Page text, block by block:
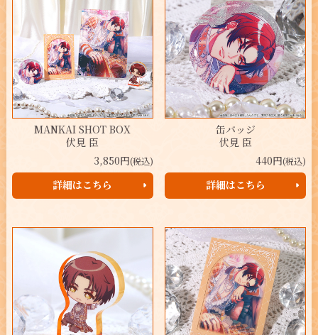
MANKAI SHOT BOX
伏見 臣
3,850円(税込)
詳細はこちら
缶バッジ
伏見 臣
440円(税込)
詳細はこちら